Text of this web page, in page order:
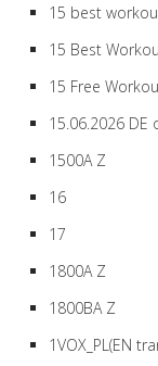
15 best
15 Best
15 Free
15.06.2026 DE
1500A Z
16
17
1800A Z
1800BA Z
1VOX_PL(EN